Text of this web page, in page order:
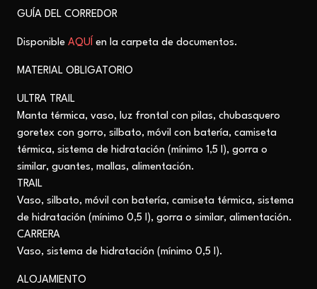
GUÍA DEL CORREDOR
Disponible AQUÍ en la carpeta de documentos.
MATERIAL OBLIGATORIO
ULTRA TRAIL
Manta térmica, vaso, luz frontal con pilas, chubasquero
goretex con gorro, silbato, móvil con batería, camiseta
térmica, sistema de hidratación (mínimo 1,5 l), gorra o
similar, guantes, mallas, alimentación.
TRAIL
Vaso, silbato, móvil con batería, camiseta térmica, sistema
de hidratación (mínimo 0,5 l), gorra o similar, alimentación.
CARRERA
Vaso, sistema de hidratación (mínimo 0,5 l).
ALOJAMIENTO